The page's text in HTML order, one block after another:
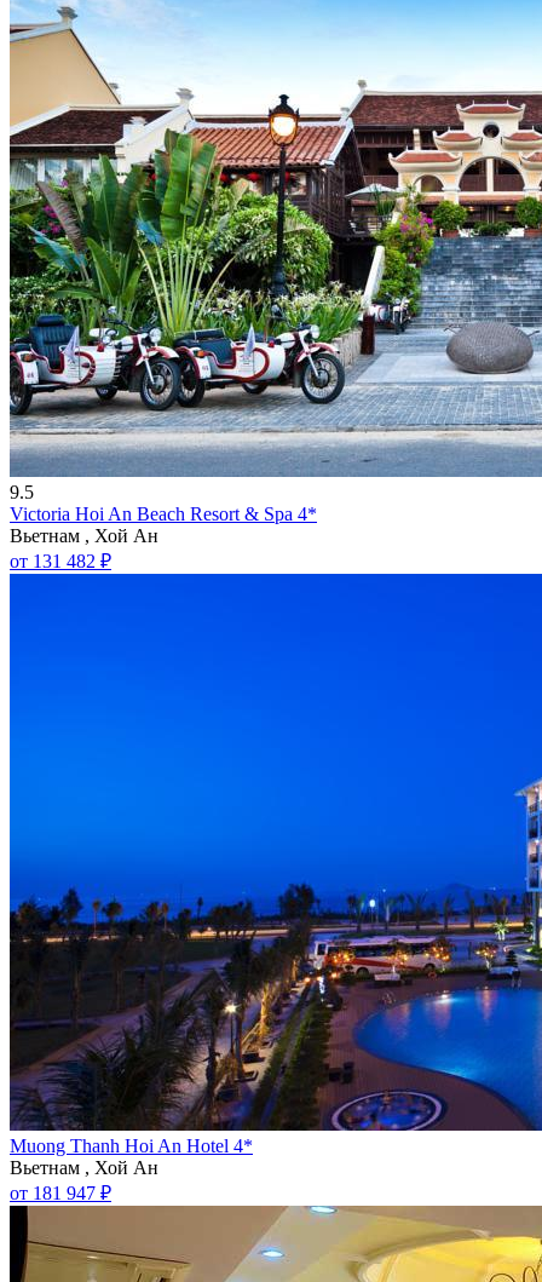
9.5
Victoria Hoi An Beach Resort & Spa 4*
Вьетнам , Хой Ан
от 131 482 ₽
Muong Thanh Hoi An Hotel 4*
Вьетнам , Хой Ан
от 181 947 ₽